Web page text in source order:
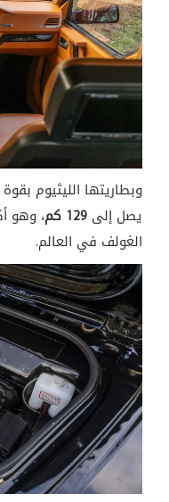
وبطاريتها الليثيوم بقوة
يصل إلى 129 كم
، وهو
الغولف في العالم.